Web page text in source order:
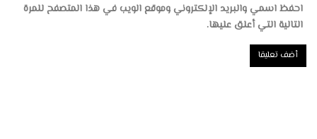
احفظ اسمي والبريد الإلكتروني وموقع الويب في هذا المتصفح للمرة
التالية التي أعلق عليها.